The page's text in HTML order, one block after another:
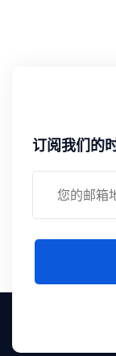
订阅我们的